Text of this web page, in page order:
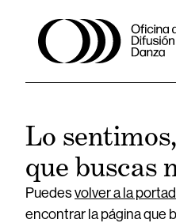
Lo
que buscas
Puedesvolver a la
encontrar la página que